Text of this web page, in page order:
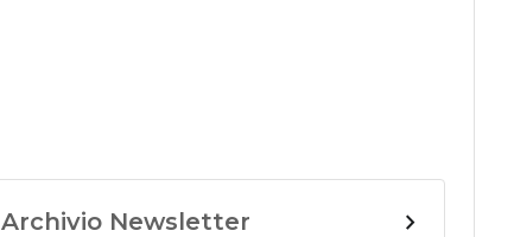
Archivio Newsletter